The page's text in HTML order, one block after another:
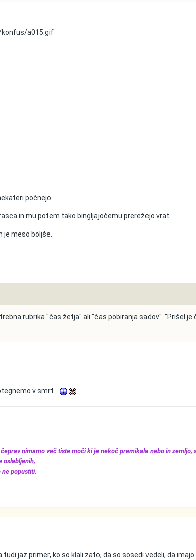
a015.gif
počnejo.
in mu potem tako bingljajočemu prerežejo vrat.
je meso boljše.
rubrika "čas žetja" ali "čas pobiranja sadov". "Prišel je
v smrt...
nimamo več tiste moči ki je nekoč premikala nebo in zemljo,
oslabljenih,
popustiti.
jaz primer, ko so klali zato, da so sosedi vedeli, da imajo